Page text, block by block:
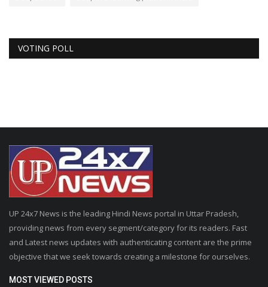
VOTING POLL
UP 24x7 News is the leading Hindi News portal in Uttar Pradesh,
providing news from every segment/category for its readers. Fast
and Latest news updates with authenticating content are the prime
objective that we seek towards creating a milestone for ourselves.
MOST VIEWED POSTS